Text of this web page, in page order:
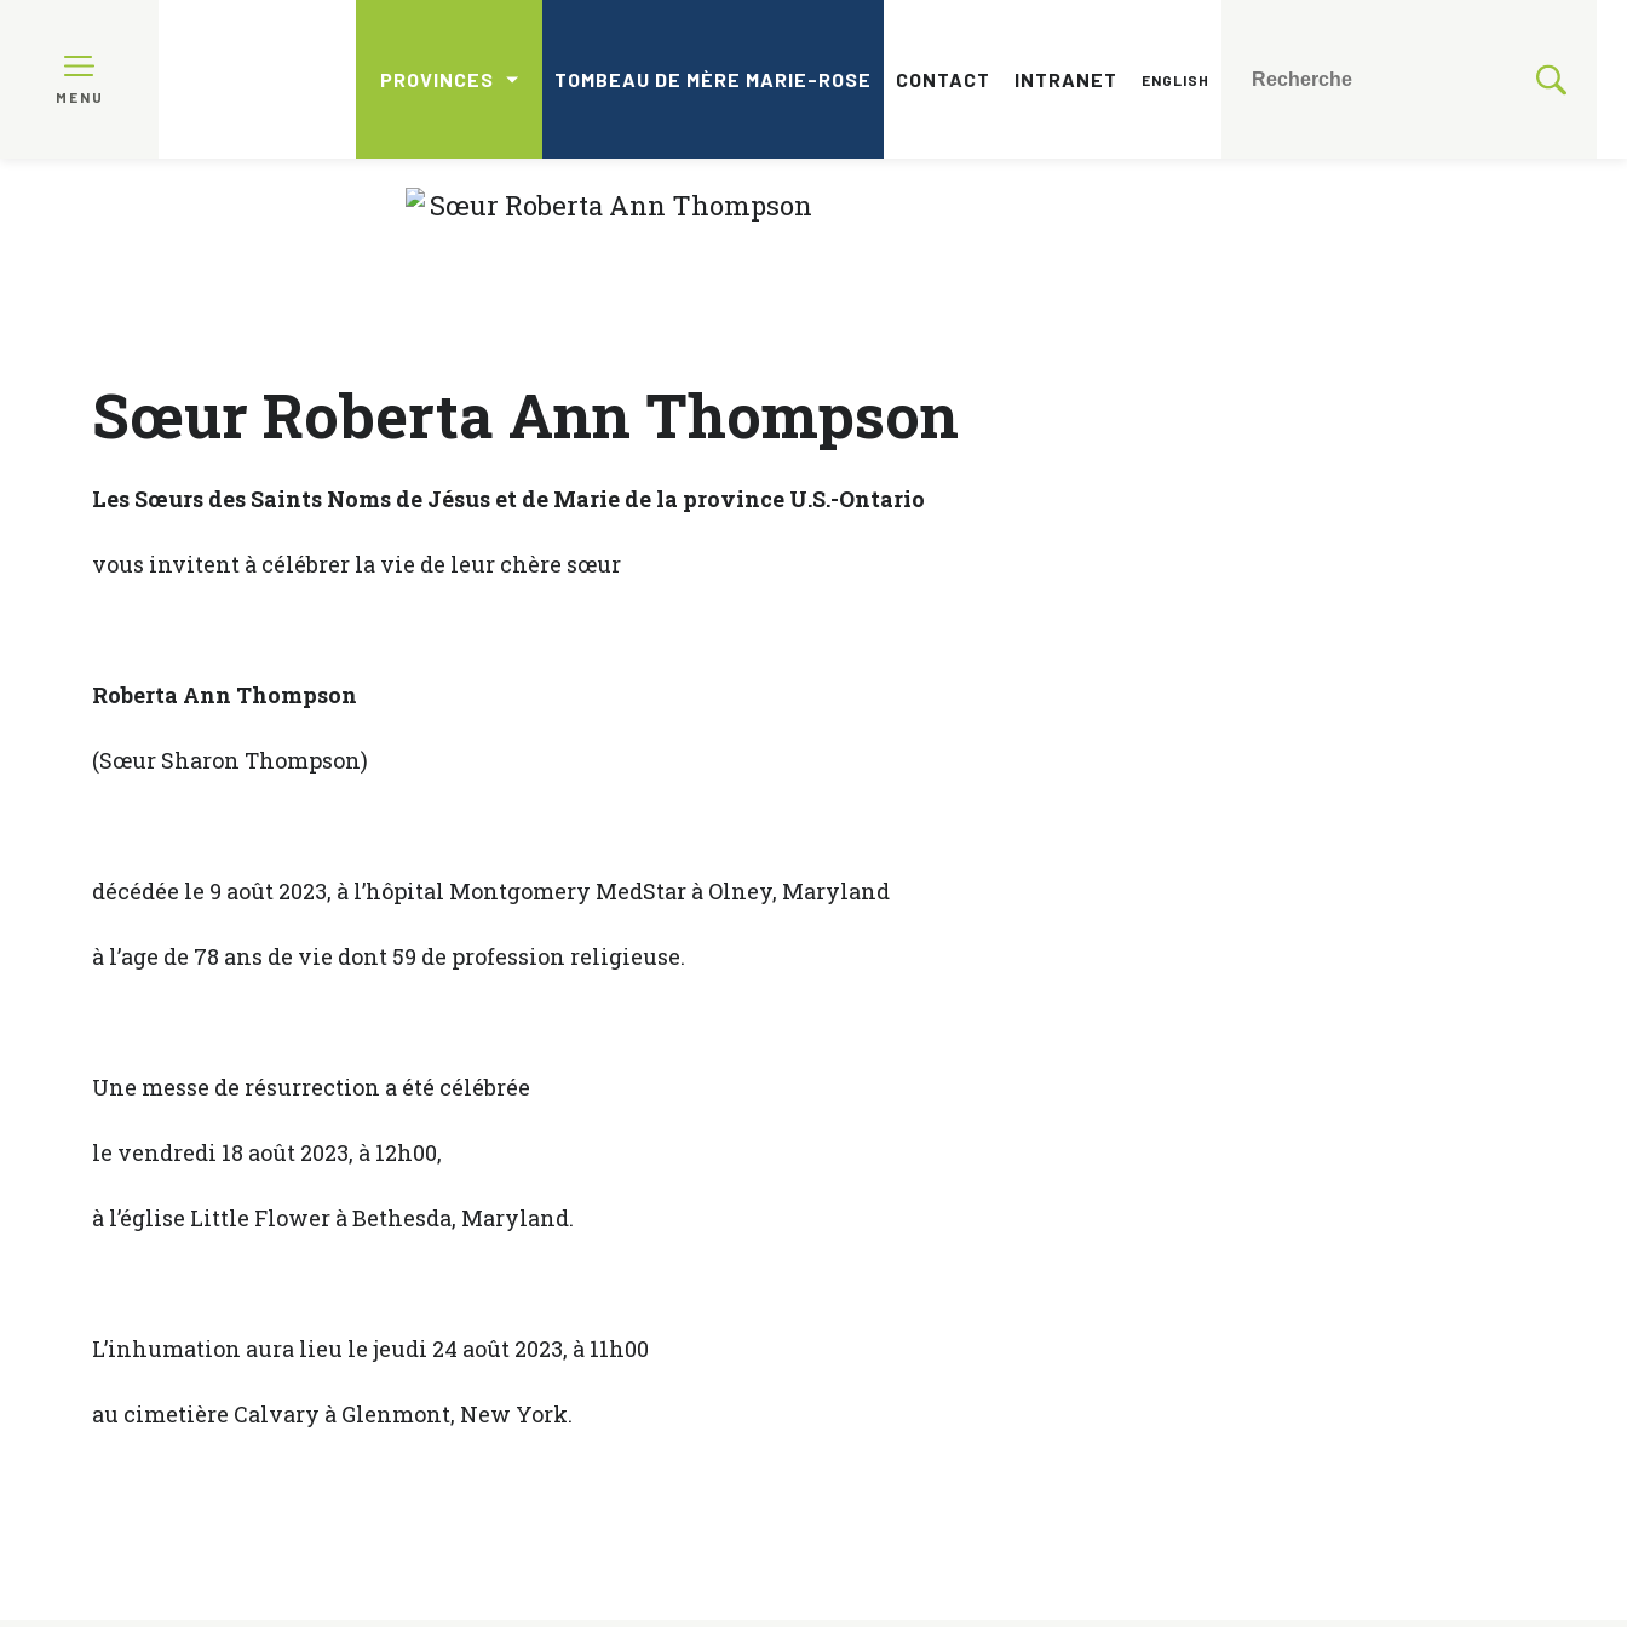
MENU
PROVINCES TOMBEAU DE MÈRE MARIE-ROSE CONTACT INTRANET ENGLISH
Sœur Roberta Ann Thompson
Les Sœurs des Saints Noms de Jésus et de Marie de la province U.S.-Ontario
vous invitent à célébrer la vie de leur chère sœur
Roberta Ann Thompson
(Sœur Sharon Thompson)
décédée le 9 août 2023, à l’hôpital Montgomery MedStar à Olney, Maryland
à l’age de 78 ans de vie dont 59 de profession religieuse.
Une messe de résurrection a été célébrée
le vendredi 18 août 2023, à 12h00,
à l’église Little Flower à Bethesda, Maryland.
L’inhumation aura lieu le jeudi 24 août 2023, à 11h00
au cimetière Calvary à Glenmont, New York.